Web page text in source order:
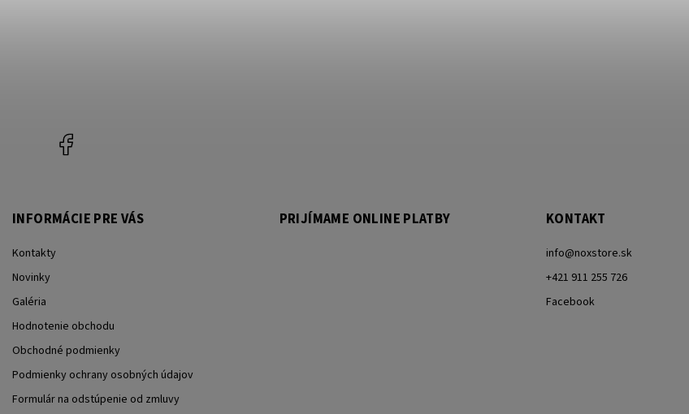
INFORMÁCIE PRE VÁS
Kontakty
Novinky
Galéria
Hodnotenie obchodu
Obchodné podmienky
Podmienky ochrany osobných údajov
Formulár na odstúpenie od zmluvy
PRIJÍMAME ONLINE PLATBY KONTAKT
info@noxstore.sk
+421 911 255 726
Facebook